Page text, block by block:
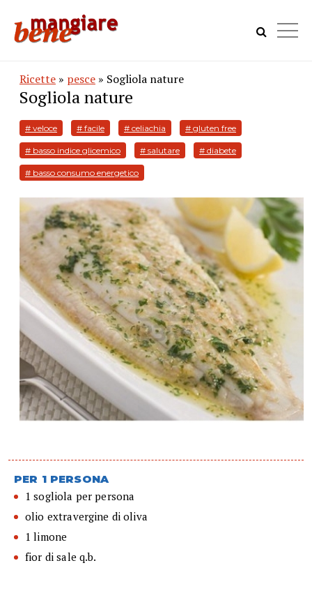
Ricette » pesce » Sogliola nature
Sogliola nature
# veloce # facile # celiachia # gluten free
# basso indice glicemico # salutare # diabete
# basso consumo energetico
PER 1 PERSONA
1 sogliola per persona
olio extravergine di oliva
1 limone
fior di sale q.b.